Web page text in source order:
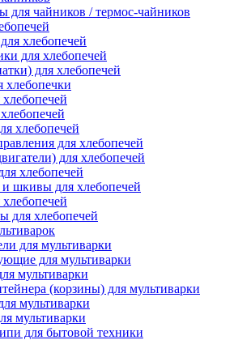
для чайников / термос-чайников
хлебопечей
для хлебопечей
для хлебопечей
хлебопечей
для хлебопечей
для хлебопечей
хлебопечей
шкивы для хлебопечей
для хлебопечей
для мультиварки
для мультиварки
мультиварки
(корзины) для мультиварки
мультиварки
мультиварки
для бытовой техники